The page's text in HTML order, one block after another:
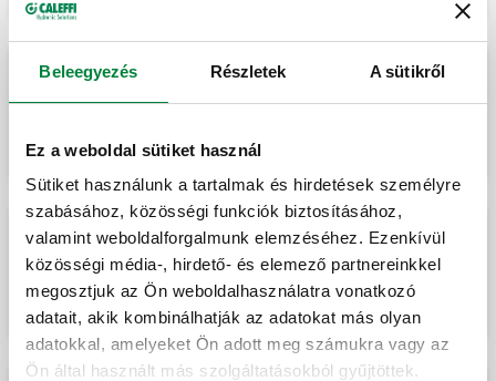
Beleegyezés Részletek A sütikről
Ez a weboldal sütiket használ
Sütiket használunk a tartalmak és hirdetések személyre
szabásához, közösségi funkciók biztosításához,
valamint weboldalforgalmunk elemzéséhez. Ezenkívül
közösségi média-, hirdető- és elemező partnereinkkel
megosztjuk az Ön weboldalhasználatra vonatkozó
adatait, akik kombinálhatják az adatokat más olyan
adatokkal, amelyeket Ön adott meg számukra vagy az
Ön által használt más szolgáltatásokból gyűjtöttek.
Ferde nyomáscsökkentő szelep,
Ferde nyomáscsökkentő szelep
kompressziós végekkel.